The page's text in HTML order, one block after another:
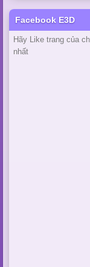
Facebook E3D
Hãy Like trang của
nhất